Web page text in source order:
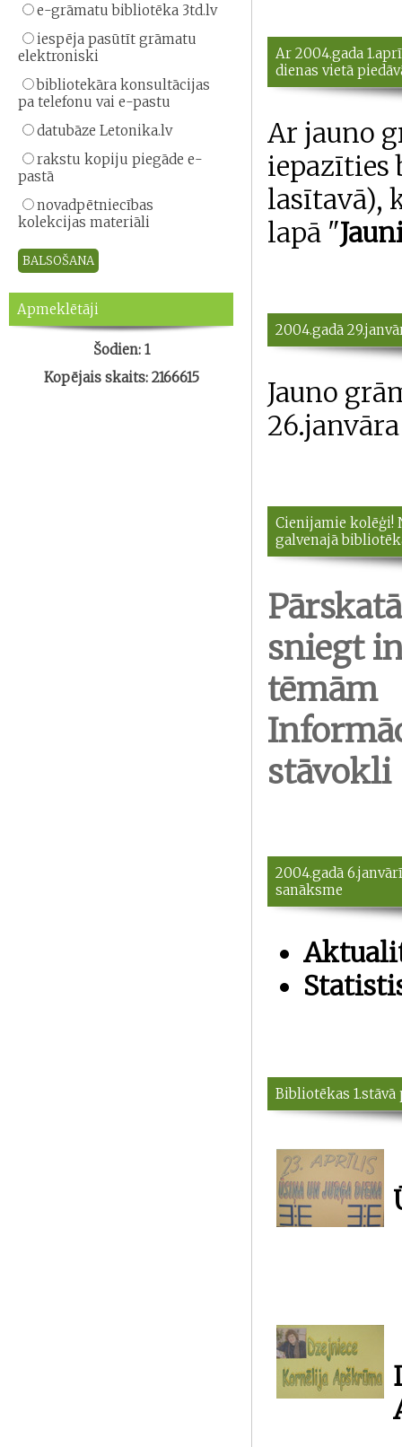
e-grāmatu bibliotēka 3td.lv
iespēja pasūtīt grāmatu
elektroniski
bibliotekāra konsultācijas
pa telefonu vai e-pastu
datubāze Letonika.lv
rakstu kopiju piegāde e-
pastā
novadpētniecības
kolekcijas materiāli
Apmeklētāji
Šodien: 1
Kopējais skaits: 2166615
Ar 2004.gada
dienas vietā
Ar jauno
iepazīties
lasītavā),
lapā "
2004.gadā
Jauno
26.janvāra
Cienijamie kolēģi!
galvenajā
sniegt
tēmām
stāvokli
2004.gadā
sanāksme
Bibliotēkas